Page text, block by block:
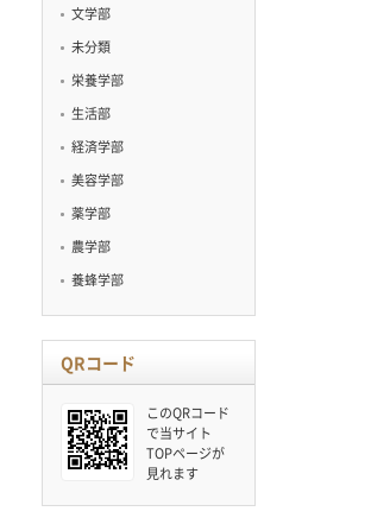
文学部
未分類
栄養学部
生活部
経済学部
美容学部
薬学部
農学部
養蜂学部
QRコード
このQRコード
で当サイト
TOPページが
見れます